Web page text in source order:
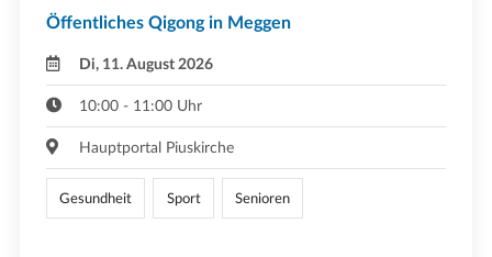
Öffentliches Qigong in Meggen
Di, 11. August 2026
10:00 - 11:00 Uhr
Hauptportal Piuskirche
Gesundheit Sport Senioren